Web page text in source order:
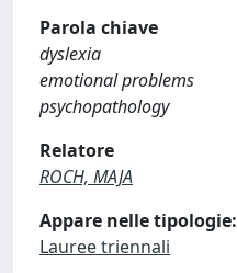
Parola chiave
dyslexia
emotional problems
psychopathology
Relatore
ROCH, MAJA
Appare nelle tipologie:
Lauree triennali